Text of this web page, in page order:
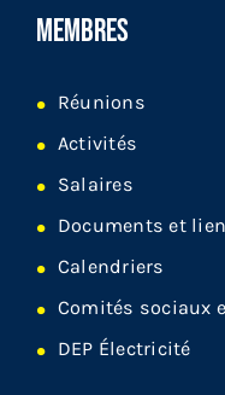
MEMBRES
Réunions
Activités
Salaires
Documents et
Calendriers
Comités sociaux
DEP Électricité